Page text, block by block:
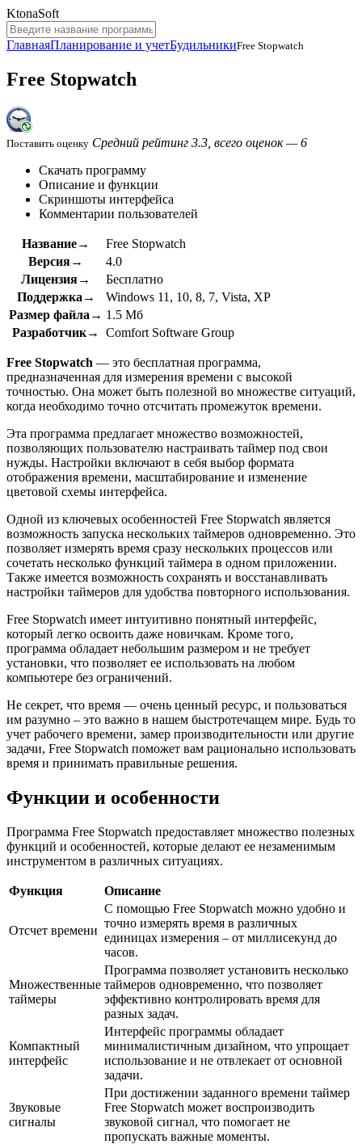
KtonaSoft
ГлавнаяПланирование и учетБудильникиFree Stopwatch
Free Stopwatch
Поставить оценку Средний рейтинг 3.3, всего оценок — 6
Скачать программу
Описание и функции
Скриншоты интерфейса
Комментарии пользователей
Название→
Free Stopwatch
Версия→
4.0
Лицензия→
Бесплатно
Поддержка→
Windows 11, 10, 8, 7, Vista, XP
Размер файла→ 1.5 Мб
Разработчик→
Comfort Software Group
Free Stopwatch — это бесплатная программа,
предназначенная для измерения времени с высокой
точностью. Она может быть полезной во множестве ситуаций,
когда необходимо точно отсчитать промежуток времени.
Эта программа предлагает множество возможностей,
позволяющих пользователю настраивать таймер под свои
нужды. Настройки включают в себя выбор формата
отображения времени, масштабирование и изменение
цветовой схемы интерфейса.
Одной из ключевых особенностей Free Stopwatch является
возможность запуска нескольких таймеров одновременно. Это
позволяет измерять время сразу нескольких процессов или
сочетать несколько функций таймера в одном приложении.
Также имеется возможность сохранять и восстанавливать
настройки таймеров для удобства повторного использования.
Free Stopwatch имеет интуитивно понятный интерфейс,
который легко освоить даже новичкам. Кроме того,
программа обладает небольшим размером и не требует
установки, что позволяет ее использовать на любом
компьютере без ограничений.
Не секрет, что время — очень ценный ресурс, и пользоваться
им разумно – это важно в нашем быстротечащем мире. Будь то
учет рабочего времени, замер производительности или другие
задачи, Free Stopwatch поможет вам рационально использовать
время и принимать правильные решения.
Функции и особенности
Программа Free Stopwatch предоставляет множество полезных
функций и особенностей, которые делают ее незаменимым
инструментом в различных ситуациях.
Функция Описание
Отсчет времени
С помощью Free Stopwatch можно удобно и
точно измерять время в различных
единицах измерения – от миллисекунд до
часов.
Множественные
таймеры
Программа позволяет установить несколько
таймеров одновременно, что позволяет
эффективно контролировать время для
разных задач.
Компактный
интерфейс
Интерфейс программы обладает
минималистичным дизайном, что упрощает
использование и не отвлекает от основной
задачи.
Звуковые
сигналы
При достижении заданного времени таймер
Free Stopwatch может воспроизводить
звуковой сигнал, что помогает не
пропускать важные моменты.